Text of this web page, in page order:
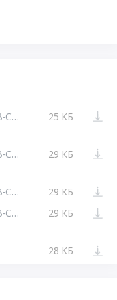
Изменения от 26.06.2026 10:37. B2B-Center 25 КБ
Изменения от 25.06.2026 10:46. B2B-Center 29 КБ
Изменения от 24.06.2026 05:15. B2B-Center
29 КБ
Изменения от 24.06.2026 15:38. B2B-Center
29 КБ
28 КБ